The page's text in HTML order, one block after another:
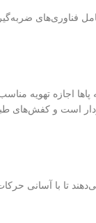
فناوری‌های
اجازه تهویه مناسب
است و کفش‌های
تا با آسانی